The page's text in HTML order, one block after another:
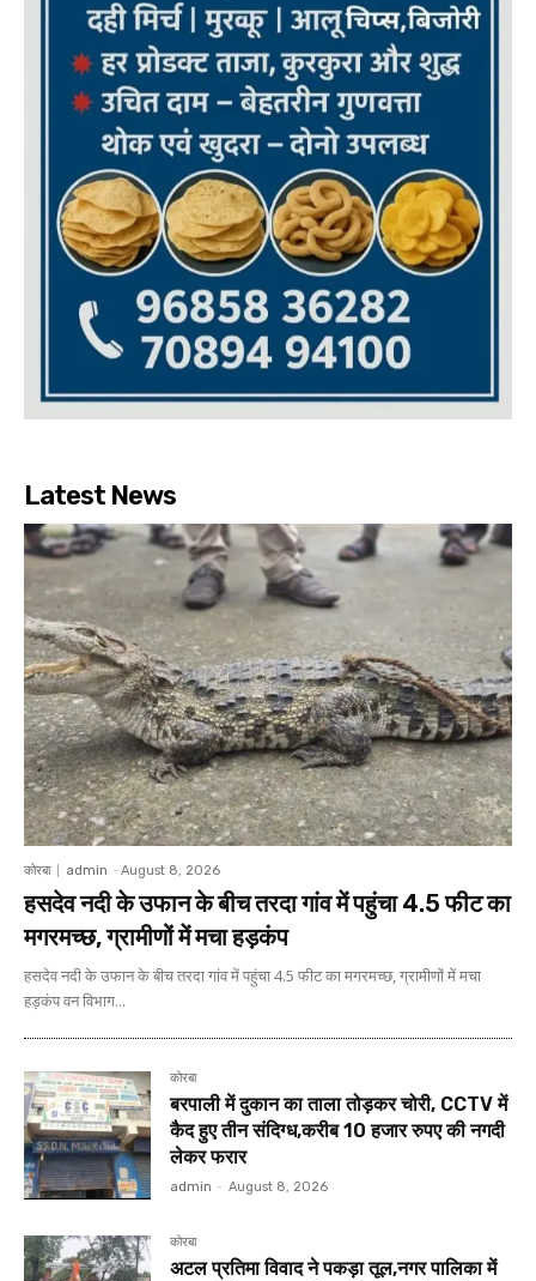
Latest News
कोरबा admin - August 8, 2026
हसदेव नदी के उफान के बीच तरदा गांव में पहुंचा 4.5 फीट का
मगरमच्छ, ग्रामीणों में मचा हड़कंप
हसदेव नदी के उफान के बीच तरदा गांव में पहुंचा 4.5 फीट का मगरमच्छ, ग्रामीणों में मचा
हड़कंप वन विभाग...
कोरबा
बरपाली में दुकान का ताला तोड़कर चोरी, CCTV में
कैद हुए तीन संदिग्ध,करीब 10 हजार रुपए की नगदी
लेकर फरार
admin - August 8, 2026
कोरबा
अटल प्रतिमा विवाद ने पकड़ा तूल,नगर पालिका में